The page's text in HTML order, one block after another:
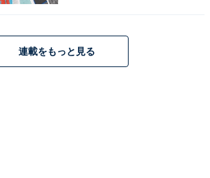
連載をもっと見る